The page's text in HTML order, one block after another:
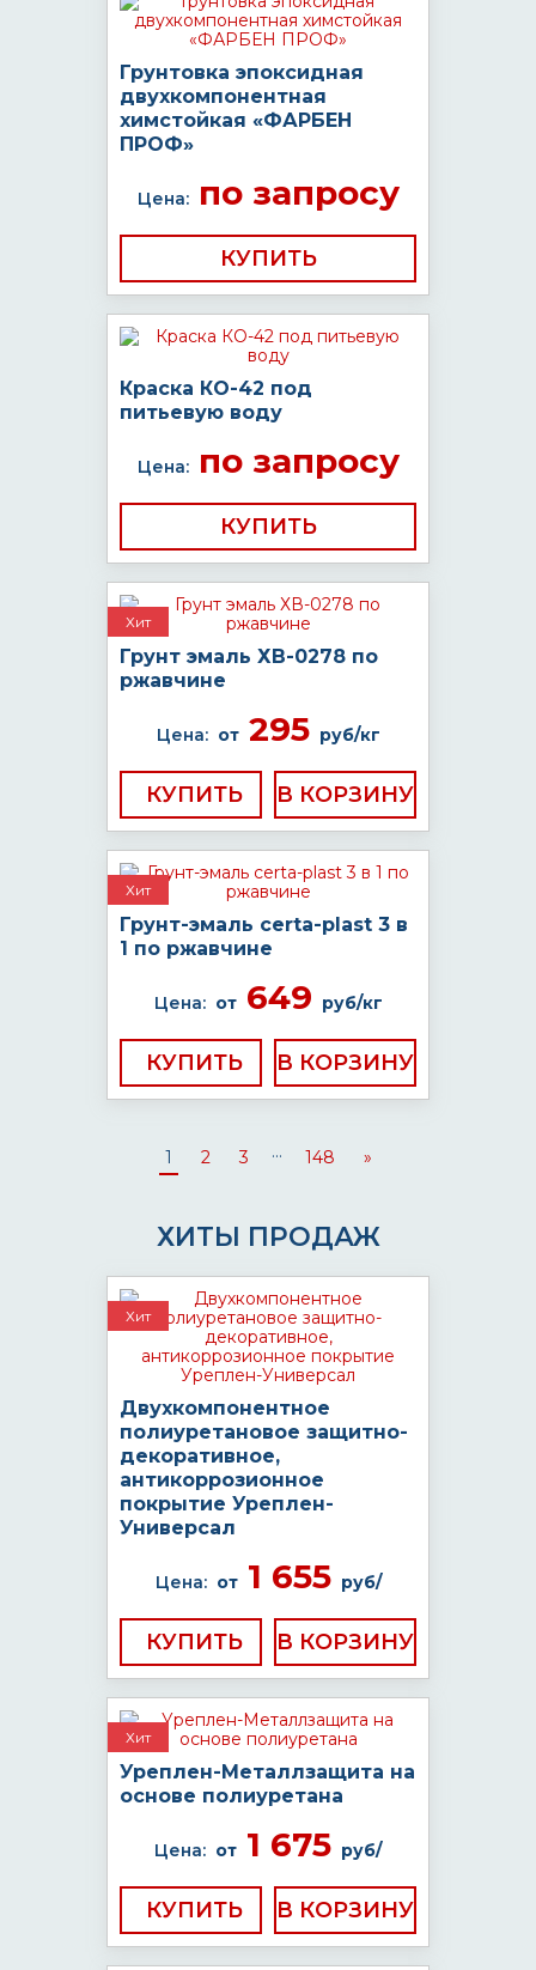
Грунтовка эпоксидная
двухкомпонентная
химстойкая «ФАРБЕН
ПРОФ»
Цена:по запросу
КУПИТЬ
Краска КО-42 под
питьевую воду
Цена:по запросу
КУПИТЬ
Хит
Грунт эмаль ХВ-0278 по
ржавчине
Цена: от295 руб/кг
КУПИТЬ
Хит
Грунт-эмаль certa-plast 3 в
1 по ржавчине
Цена: от649 руб/кг
КУПИТЬ
1 2 3 ... 148 »
ХИТЫ ПРОДАЖ
Хит
Двухкомпонентное
полиуретановое защитно-
декоративное,
антикоррозионное
покрытие Уреплен-
Универсал
Цена: от1 655 руб/
КУПИТЬ
Хит
Уреплен-Металлзащита на
основе полиуретана
Цена: от 1 675 руб/
КУПИТЬ